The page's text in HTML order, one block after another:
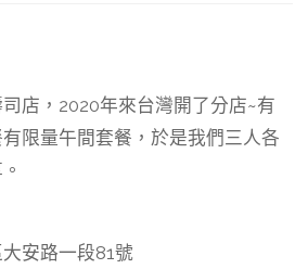
店，2020年來台灣開了分店~有
限量午間套餐，於是我們三人各
安路一段81號